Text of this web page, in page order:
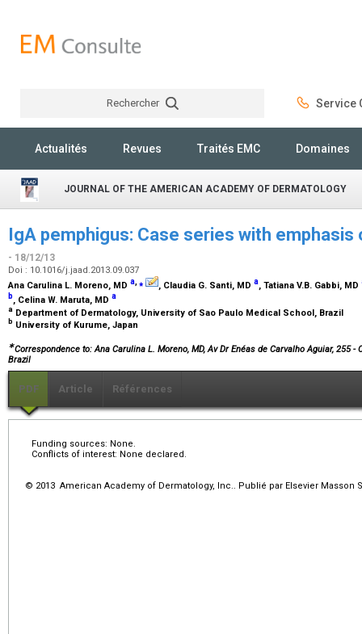
Rechercher Service
Actualités Revues Traités EMC Domaines
JOURNAL OF THE AMERICAN ACADEMY OF DERMATOLOGY
IgA pemphigus: Case series with
- 18/12/13
Doi : 10.1016/j.jaad.2013.09.037
Ana Carulina L. Moreno, MD a,⁎ , Claudia G. Santi, MD a, Tatiana V.B. Gabbi, MD
b, Celina W. Maruta, MD a
a Department of Dermatology, University of Sao Paulo Medical School, Brazil
b University of Kurume, Japan
∗Correspondence to: Ana Carulina L. Moreno, MD, Av Dr Enéas de Carvalho Aguiar, 255 -
Brazil
PDF Article Références
Funding sources: None.
Conflicts of interest: None declared.
© 2013 American Academy of Dermatology, Inc.. Publié par Elsevier Masson